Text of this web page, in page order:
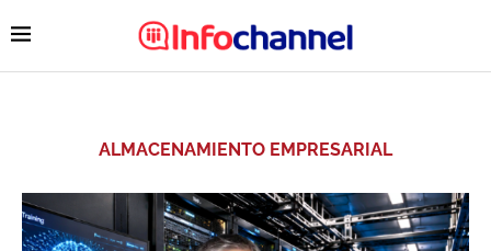
ALMACENAMIENTO EMPRESARIAL